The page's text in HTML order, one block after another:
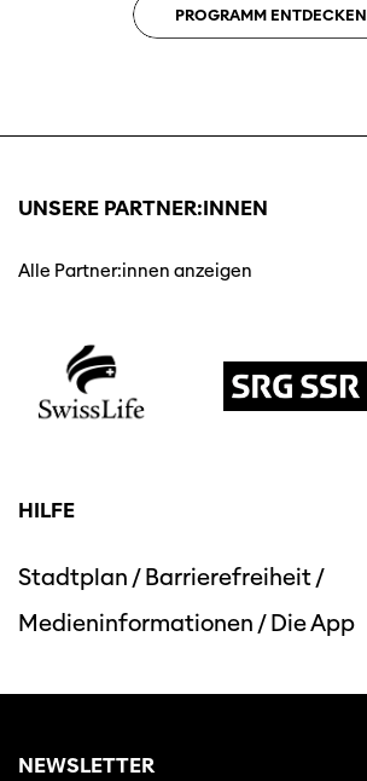
PROGRAMM ENTDECKEN
UNSERE PARTNER:INNEN
Alle Partner:innen anzeigen
HILFE
Stadtplan /Barrierefreiheit/
Medieninformationen /Die App
NEWSLETTER